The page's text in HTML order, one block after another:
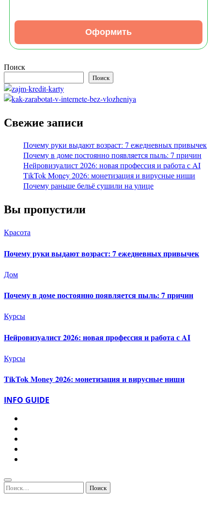
Оформить
Поиск
Поиск
Свежие записи
Почему руки выдают возраст: 7 ежедневных привычек
Почему в доме постоянно появляется пыль: 7 причин
Нейровизуалист 2026: новая профессия и работа с AI
TikTok Money 2026: монетизация и вирусные ниши
Почему раньше бельё сушили на улице
Вы пропустили
Красота
Почему руки выдают возраст: 7 ежедневных привычек
Дом
Почему в доме постоянно появляется пыль: 7 причин
Курсы
Нейровизуалист 2026: новая профессия и работа с AI
Курсы
TikTok Money 2026: монетизация и вирусные ниши
INFO GUIDE
Найти: